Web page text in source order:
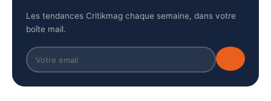
Les tendances Critikmag chaque semaine, dans votre
boîte mail.